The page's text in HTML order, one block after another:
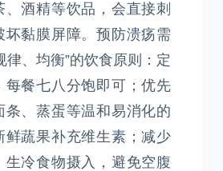
、酒精等饮品，会直接刺
坏黏膜屏障。预防溃疡需
律、均衡”的饮食原则：定
每餐七八分饱即可；优先
条、蒸蛋等温和易消化的
鲜蔬果补充维生素；减少
生冷食物摄入，避免空腹